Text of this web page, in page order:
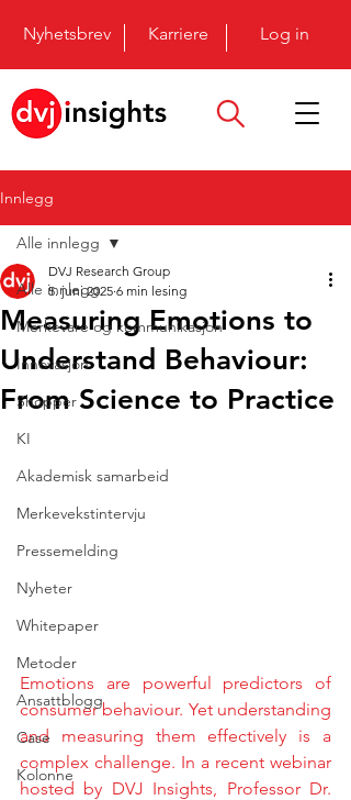
Nyhetsbrev Karriere Log in
Innlegg
Alle innlegg
Merkevare og kommunikasjon
Innovasjon
Shopper
KI
Akademisk samarbeid
Merkevekstintervju
Pressemelding
Nyheter
Whitepaper
Metoder
Ansattblogg
Case
Kolonne
Alle innlegg
Measuring Emotions to
Understand Behaviour:
From Science to Practice
DVJ Research Group
5. juni 2025 6 min lesing
Emotions are powerful predictors of
consumer behaviour. Yet understanding
and measuring them effectively is a
complex challenge. In a recent webinar
hosted by DVJ Insights, Professor Dr.